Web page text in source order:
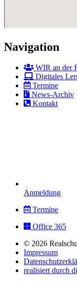
Navigation
WIR an der
Digitales
Termine
News-Archiv
Kontakt
Anmeldung
Termine
Office 365
© 2026
Impressum
realisiert durch